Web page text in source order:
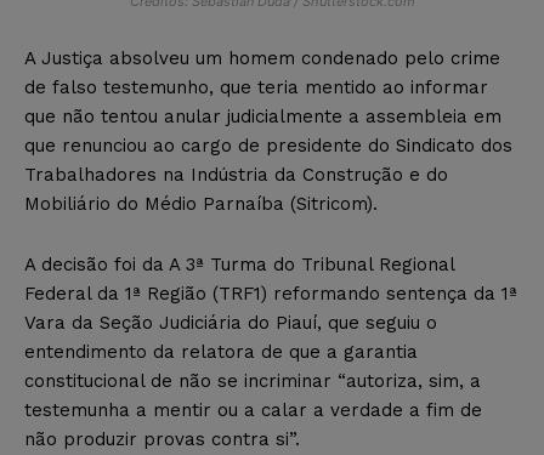
A Justiça absolveu um homem condenado pelo crime
de falso testemunho, que teria mentido ao informar
que não tentou anular judicialmente a assembleia em
que renunciou ao cargo de presidente do Sindicato dos
Trabalhadores na Indústria da Construção e do
Mobiliário do Médio Parnaíba (Sitricom).
A decisão foi da A 3ª Turma do Tribunal Regional
Federal da 1ª Região (TRF1) reformando sentença da 1ª
Vara da Seção Judiciária do Piauí, que seguiu o
entendimento da relatora de que a garantia
constitucional de não se incriminar “autoriza, sim, a
testemunha a mentir ou a calar a verdade a fim de
não produzir provas contra si”.